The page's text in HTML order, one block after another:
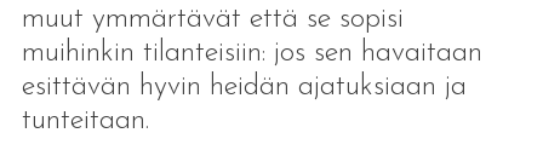
muut ymmärtävät että se sopisi
muihinkin tilanteisiin: jos sen havaitaan
esittävän hyvin heidän ajatuksiaan ja
tunteitaan.